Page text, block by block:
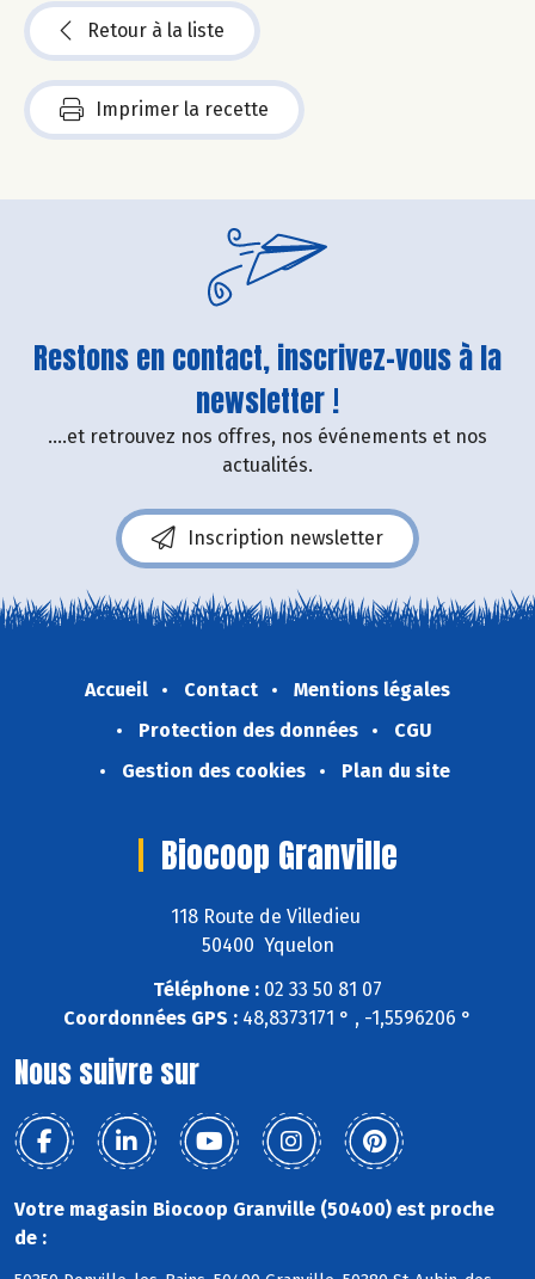
Retour à la liste
Imprimer la recette
Restons en contact, inscrivez-vous à la
newsletter !
....et retrouvez nos offres, nos événements et nos
actualités.
Inscription newsletter
Accueil Contact
Mentions légales
Protection des données
CGU
Gestion des cookies
Plan du site
Biocoop Granville
118 Route de Villedieu
50400 Yquelon
Téléphone : 02 33 50 81 07
Coordonnées GPS : 48,8373171 ° , -1,5596206 °
Nous suivre sur
Votre magasin Biocoop Granville (50400) est proche
de :